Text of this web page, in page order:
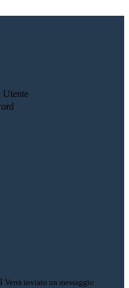
Utente
Verrà inviato un messaggio